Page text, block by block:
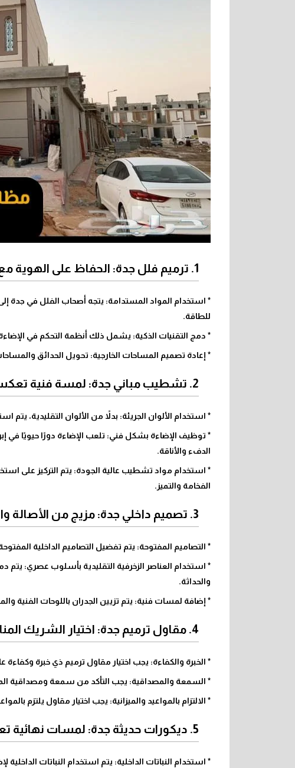
1. ترميم فلل جدة: الحفاظ على الهوية مع لمسة عصرية
* استخدام المواد المستدامة: يتجه أصحاب الفلل في جدة
للطاقة.
* دمج التقنيات الذكية: يشمل ذلك أنظمة التحكم في الإضاءة
* إعادة تصميم المساحات الخارجية: تحويل الحدائق
2. تشطيب مباني جدة: لمسة فنية تعكس الذوق الرفيع
* استخدام الألوان الجريئة: بدلاً من الألوان التقليدية،
* توظيف الإضاءة بشكل فني: تلعب الإضاءة دورًا حيويًا في
الدفء والأناقة.
* استخدام مواد تشطيب عالية الجودة: يتم التركيز على
الفخامة والتميز.
3. تصميم داخلي جدة: مزيج من الأصالة والحداثة
* التصاميم المفتوحة: يتم تفضيل التصاميم الداخلية
* استخدام العناصر الزخرفية التقليدية بأسلوب عصري: يتم
والحداثة.
* إضافة لمسات فنية: يتم تزيين الجدران باللوحات
4. مقاول ترميم جدة: اختيار الشريك المناسب
* الخبرة والكفاءة: يجب اختيار مقاول ترميم ذي خبرة
* السمعة والمصداقية: يجب التأكد من سمعة ومصداقية
* الالتزام بالمواعيد والميزانية: يجب اختيار مقاول يلتزم
5. ديكورات حديثة جدة: لمسات نهائية تعكس الأناقة
* استخدام النباتات الداخلية: يتم استخدام النباتات